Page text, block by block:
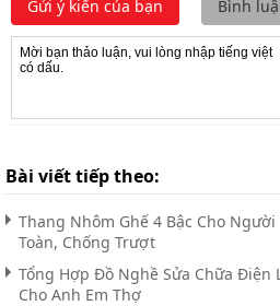
Gửi ý kiến của bạn Bình
Bài viết tiếp theo:
Thang Nhôm Ghế 4 Bậc Cho
Toàn, Chống Trượt
Tổng Hợp Đồ Nghề Sửa Chữa Điện
Cho Anh Em Thợ